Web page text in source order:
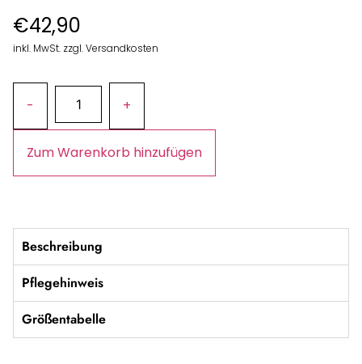
€42,90
inkl. MwSt. zzgl. Versandkosten
Zum Warenkorb hinzufügen
Beschreibung
Pflegehinweis
Größentabelle